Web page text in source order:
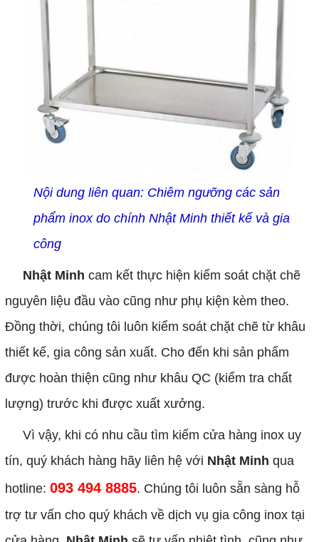
Nội dung liên quan: Chiêm ngưỡng các sản
phẩm inox do chính Nhật Minh thiết kế và gia
công
Nhật Minh cam kết thực hiện kiểm soát chặt chẽ
nguyên liệu đầu vào cũng như phụ kiện kèm theo.
Đồng thời, chúng tôi luôn kiểm soát chặt chẽ từ khâu
thiết kế, gia công sản xuất. Cho đến khi sản phẩm
được hoàn thiện cũng như khâu QC (kiểm tra chất
lượng) trước khi được xuất xưởng.
Vì vậy, khi có nhu cầu tìm kiếm cửa hàng inox uy
tín, quý khách hàng hãy liên hệ với Nhật Minh qua
hotline: 093 494 8885. Chúng tôi luôn sẵn sàng hỗ
trợ tư vấn cho quý khách về dịch vụ gia công inox tại